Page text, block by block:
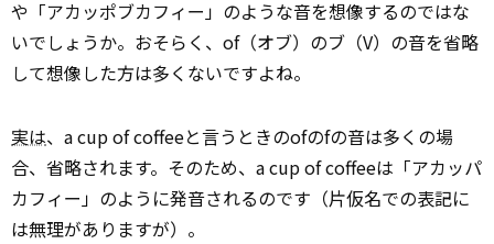
や「アカッポブカフィー」のような音を想像するのではな
いでしょうか。おそらく、of（オブ）のブ（V）の音を省略
して想像した方は多くないですよね。
実は、a cup of coffeeと言うときのofのfの音は多くの場
合、省略されます。そのため、a cup of coffeeは「アカッパ
カフィー」のように発音されるのです（片仮名での表記に
は無理がありますが）。